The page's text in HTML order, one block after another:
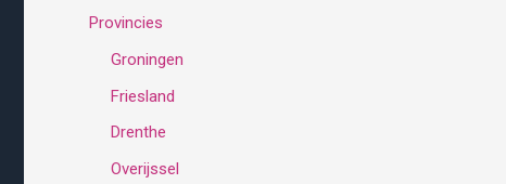
Provincies
Groningen
Friesland
Drenthe
Overijssel